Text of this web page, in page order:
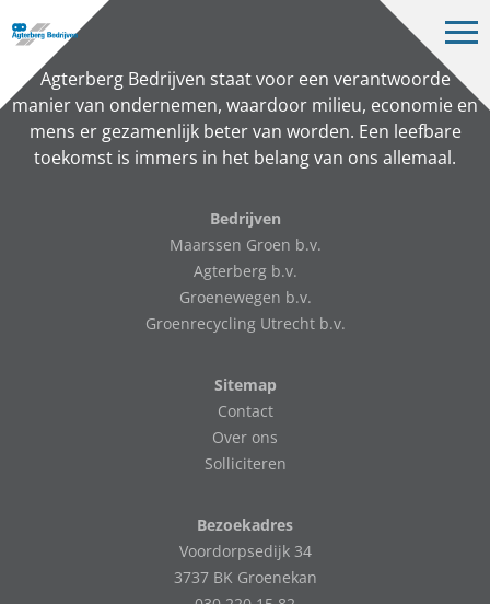
Bedrijven
Projecten
Over ons
Agterberg Bedrijven staat voor een verantwoorde
manier van ondernemen, waardoor milieu, economie en
mens er gezamenlijk beter van worden. Een leefbare
toekomst is immers in het belang van ons allemaal.
Bedrijven
Maarssen Groen b.v.
Agterberg b.v.
Groenewegen b.v.
Groenrecycling Utrecht b.v.
Sitemap
Contact
Over ons
Solliciteren
Bezoekadres
Voordorpsedijk 34
3737 BK Groenekan